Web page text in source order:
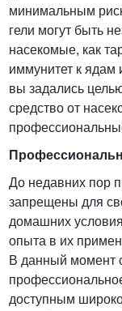
минимальным
гели могут быть
насекомые, как
иммунитет к ядам
вы задались
средство от
До недавних пор
запрещены для
домашних
опыта в их
В данный момент
доступным